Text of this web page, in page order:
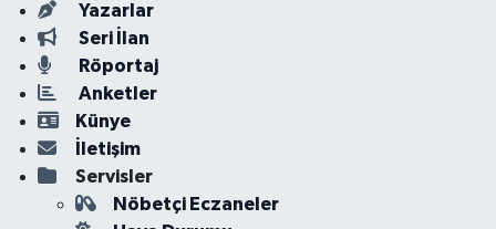
Yazarlar
Seri İlan
Röportaj
Anketler
Künye
İletişim
Servisler
Nöbetçi Eczaneler